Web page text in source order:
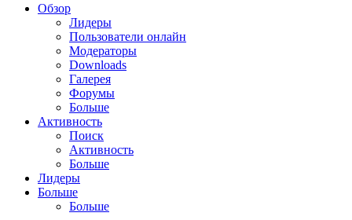
Обзор
Лидеры
Пользователи онлайн
Модераторы
Downloads
Галерея
Форумы
Больше
Активность
Поиск
Активность
Больше
Лидеры
Больше
Больше